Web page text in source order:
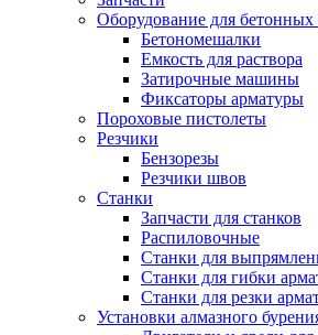
Оборудование для бетонных
Бетономешалки
Емкость для раствора
Затирочные машины
Фиксаторы арматуры
Пороховые пистолеты
Резчики
Бензорезы
Резчики швов
Станки
Запчасти для станков
Распиловочные
Станки для
Станки для гибки
Станки для резки
Установки алмазного